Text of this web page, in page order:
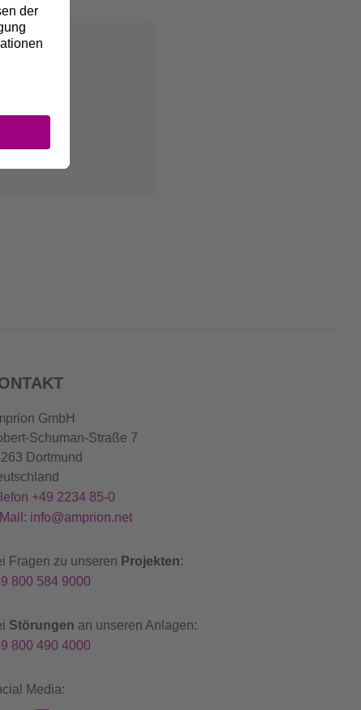
GmbH
Schuman-Straße 7
Dortmund
+49 2234 85-0
info@amprion.net
Fragen zu unseren Projekten:
800 584 9000
Störungen an unseren Anlagen:
800 490 4000
Media: